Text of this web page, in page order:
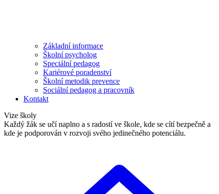
Základní informace
Školní psycholog
Speciální pedagog
Kariérové poradenství
Školní metodik prevence
Sociální pedagog a pracovník
Kontakt
Vize školy
Každý žák se učí naplno a s radostí ve škole, kde se cítí bezpečně a
kde je podporován v rozvoji svého jedinečného potenciálu.